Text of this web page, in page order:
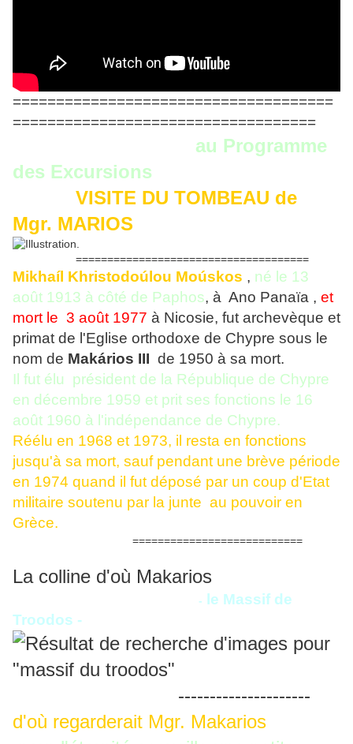
=====================================
===================================
au Programme
des Excursions
VISITE DU TOMBEAU de
Mgr. MARIOS
=====================================
Mikhaíl Khristodoúlou Moúskos , né le 13
août 1913 à côté de Paphos, à Ano Panaïa , et
mort le 3 août 1977 à Nicosie, fut archevèque et
primat de l'Eglise orthodoxe de Chypre sous le
nom de Makários III de 1950 à sa mort.
Il fut élu président de la République de Chypre
en décembre 1959 et prit ses fonctions le 16
août 1960 à l'indépendance de Chypre.
Réélu en 1968 et 1973, il resta en fonctions
jusqu'à sa mort, sauf pendant une brève période
en 1974 quand il fut déposé par un coup d'Etat
militaire soutenu par la junte au pouvoir en
Grèce.
===========================
La colline d'où Makarios
-
le Massif de
Troodos -
---------------------
d'où regarderait Mgr. Makarios